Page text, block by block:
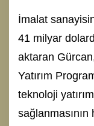
İmalat
41 milyar
aktaran
Yatırım
teknoloji